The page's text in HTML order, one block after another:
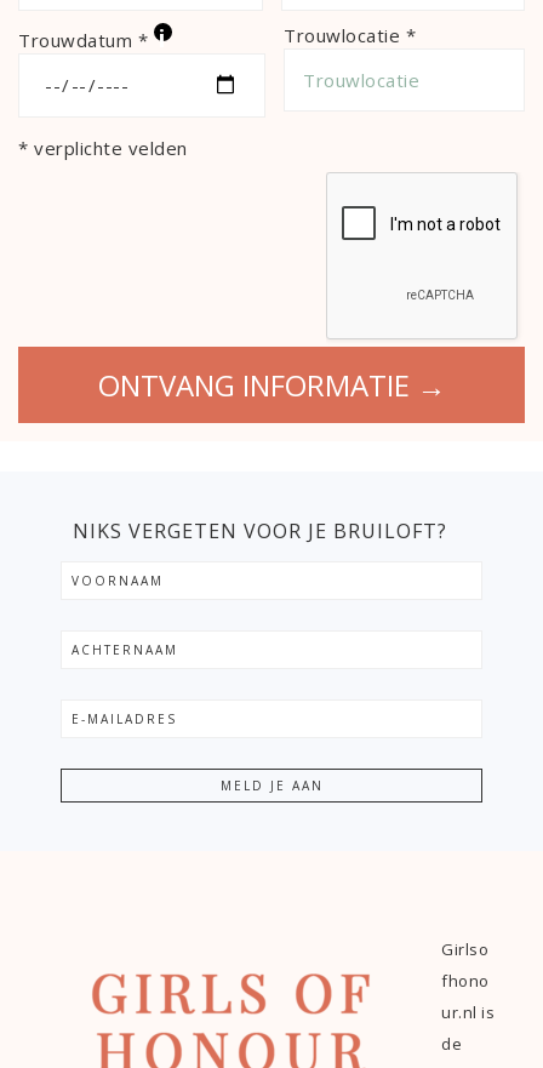
Trouwdatum * i Trouwlocatie *
* verplichte velden
NIKS VERGETEN VOOR JE BRUILOFT?
Girlso
fhono
ur.nl is
de